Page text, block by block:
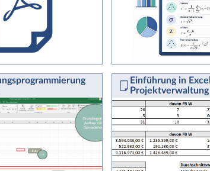
Einführung in
Projektverwaltung